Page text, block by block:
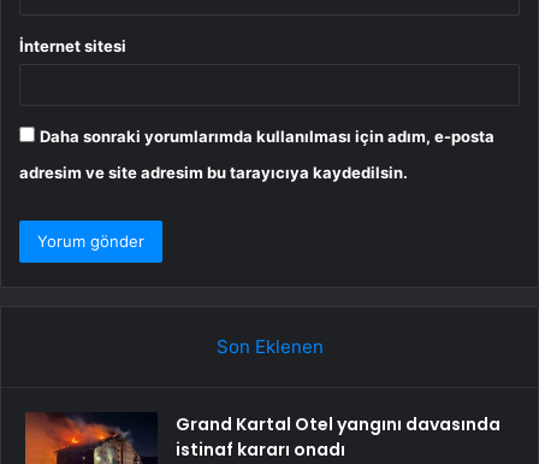
İnternet sitesi
Daha sonraki yorumlarımda kullanılması için adım, e-posta
adresim ve site adresim bu tarayıcıya kaydedilsin.
Son Eklenen
Grand Kartal Otel yangını davasında
istinaf kararı onadı